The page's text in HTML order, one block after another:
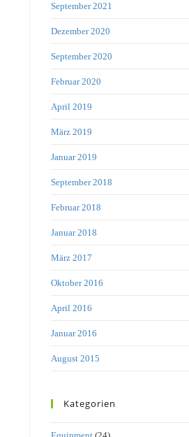
September 2021
Dezember 2020
September 2020
Februar 2020
April 2019
März 2019
Januar 2019
September 2018
Februar 2018
Januar 2018
März 2017
Oktober 2016
April 2016
Januar 2016
August 2015
Kategorien